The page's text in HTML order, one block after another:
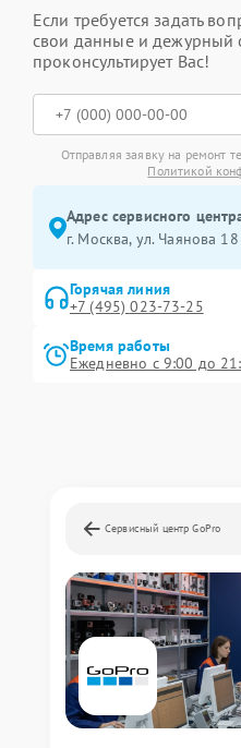
Если требуется задать
свои данные и дежурный
проконсультирует Вас!
Отправляя заявку на ремонт
Политикой
Адрес сервисного
г. Москва, ул. Чаянова 18
Горячая линия
+7 (495) 023-73-25
Время работы
Ежедневно с 9:00 до
Сервисный центр GoPro